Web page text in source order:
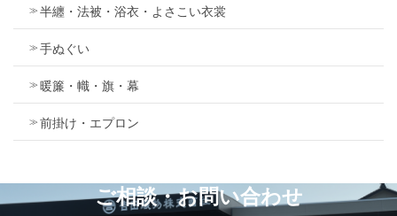
半纏・法被・浴衣・よさこい衣裳
手ぬぐい
暖簾・幟・旗・幕
前掛け・エプロン
ご相談・お問い合わせ